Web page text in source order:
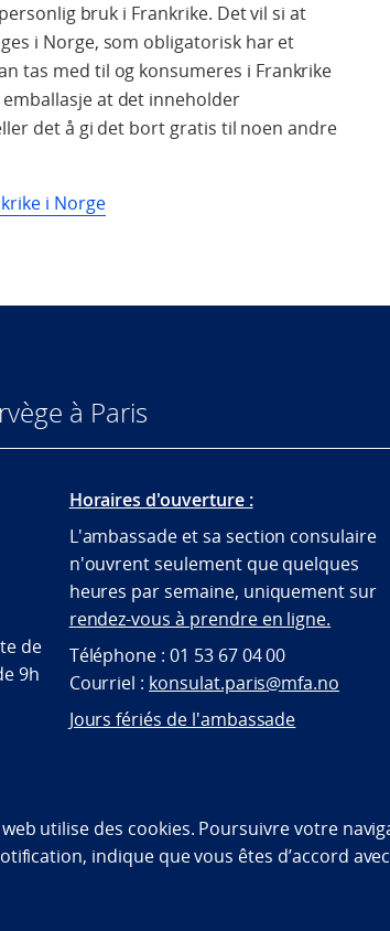
bruk i Frankrike. Det vil si at
i Norge, som obligatorisk har et
tas med til og konsumeres i Frankrike
at det inneholder
det å gi det bort gratis til noen andre
i Norge
à Paris
de
9h
Horaires d'ouverture :
L'ambassade et sa section consulaire
n'ouvrent seulement que quelques
heures par semaine, uniquement sur
rendez-vous à prendre en ligne.
Téléphone : 01 53 67 04 00
Courriel : konsulat.paris@mfa.no
Jours fériés de l'ambassade
statement (NO)
web utilise des cookies. Poursuivre votre
indique que vous êtes d’accord avec